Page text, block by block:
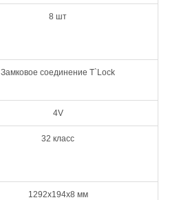
8 шт
Замковое соединение T`Lock
4V
32 класс
1292х194х8 мм